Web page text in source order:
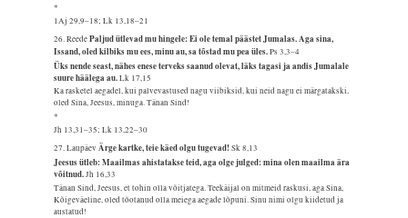
*
1Aj 29,9–18; Lk 13,18–21
26. ReedePaljud ütlevad mu hingele: Ei ole temal päästet Jumalas. Aga sina,
Issand, oled kilbiks mu ees, minu au, sa tõstad mu pea üles.Ps 3,3–4
Üks nende seast, nähes enese terveks saanud olevat, läks tagasi ja andis Jumalale
suure häälega au.Lk 17,15
Ka rasketel aegadel, kui palvevastused nagu viibiksid, kui neid nagu ei märgatakski,
oled Sina, Jeesus, minuga. Tänan Sind!
*
Jh 13,31–35; Lk 13,22–30
27. LaupäevÄrge kartke, teie käed olgu tugevad!Sk 8,13
Jeesus ütleb: Maailmas ahistatakse teid, aga olge julged: mina olen maailma ära
võitnud.Jh 16,33
Tänan Sind, Jeesus, et tohin olla võitjatega. Teekäijal on mitmeid raskusi, aga Sina,
Kõigeväeline, oled tõotanud olla meiega aegade lõpuni. Sinu nimi olgu kiidetud ja
austatud!